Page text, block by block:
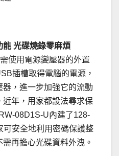
能 光碟燒錄零麻煩
使用電源變壓器的外置
插槽取得電腦的電源，
，進一步加強它的流動
年，用家都設法尋求保
08D1S-U內建了128-
可安全地利用密碼保護整
再擔心光碟資料外洩。